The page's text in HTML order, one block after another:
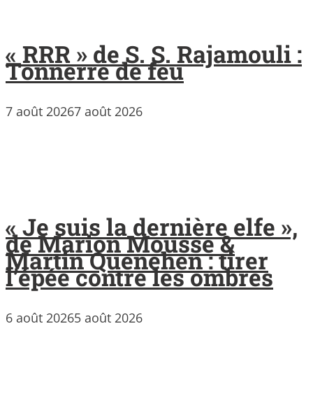
« RRR » de S. S. Rajamouli :
Tonnerre de feu
7 août 20267 août 2026
« Je suis la dernière elfe »,
de Marion Mousse &
Martin Quenehen : tirer
l’épée contre les ombres
6 août 20265 août 2026